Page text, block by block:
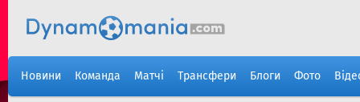
Новини Команда Матчі Трансфери Блоги Фото